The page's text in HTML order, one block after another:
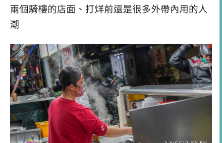
兩個騎樓的店面、打烊前還是很多外帶內用的人
潮